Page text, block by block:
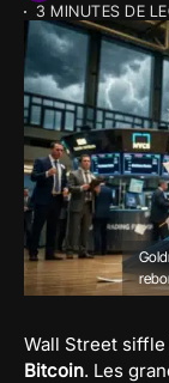
3 MINUTES DE
Wall Street
Bitcoin. Les